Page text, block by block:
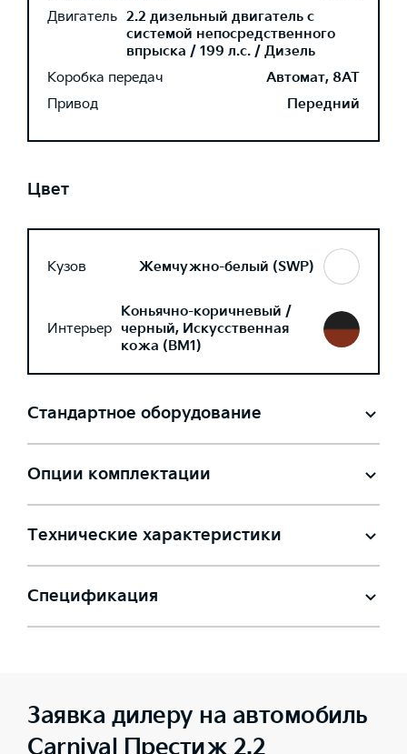
Двигатель 2.2 дизельный двигатель с
системой непосредственного
впрыска / 199 л.с. / Дизель
Коробка передач
Автомат, 8AT
Привод
Передний
Цвет
Кузов Жемчужно-белый (SWP)
Интерьер
Коньячно-коричневый /
черный, Искусственная
кожа (BM1)
Стандартное оборудование
Опции комплектации
Технические характеристики
Спецификация
Заявка дилеру на автомобиль
Carnival Престиж 2.2